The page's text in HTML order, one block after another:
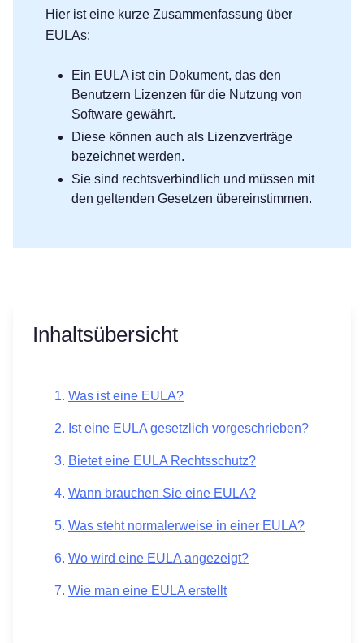
Hier ist eine kurze Zusammenfassung über
EULAs:
Ein EULA ist ein Dokument, das den
Benutzern Lizenzen für die Nutzung von
Software gewährt.
Diese können auch als Lizenzverträge
bezeichnet werden.
Sie sind rechtsverbindlich und müssen mit
den geltenden Gesetzen übereinstimmen.
Inhaltsübersicht
Was ist eine EULA?
Ist eine EULA gesetzlich vorgeschrieben?
Bietet eine EULA Rechtsschutz?
Wann brauchen Sie eine EULA?
Was steht normalerweise in einer EULA?
Wo wird eine EULA angezeigt?
Wie man eine EULA erstellt